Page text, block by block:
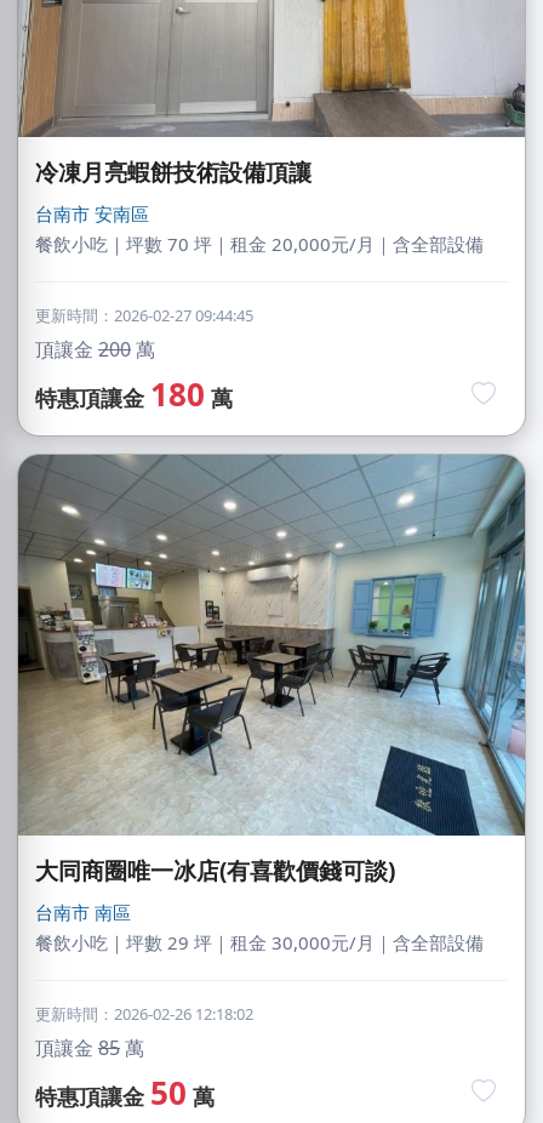
冷凍月亮蝦餅技術設備頂讓
台南市 安南區
餐飲小吃｜坪數 70 坪｜租金 20,000元/月｜含全部設備
更新時間：2026-02-27 09:44:45
頂讓金 200萬
特惠頂讓金 180 萬
大同商圈唯一冰店(有喜歡價錢可談)
台南市 南區
餐飲小吃｜坪數 29 坪｜租金 30,000元/月｜含全部設備
更新時間：2026-02-26 12:18:02
頂讓金 85萬
特惠頂讓金 50 萬